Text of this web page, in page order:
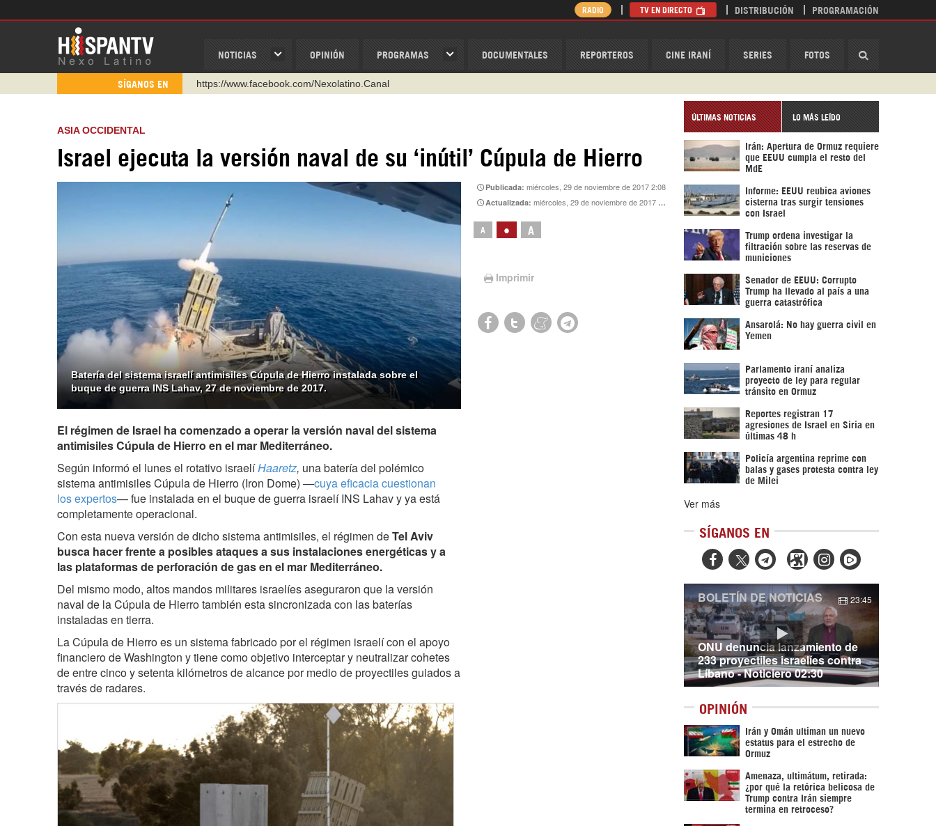
NOTICIAS OPINIÓN PROGRAMAS DOCUMENTALES REPORTEROS CINE IRANÍ SERIES FOTOS
RADIO TV EN DIRECTO DISTRIBUCIÓN PROGRAMACIÓN
SÍGANOS EN
https://www.facebook.com/Nexolatino.Canal
https://t.me/hispantvcanal
https://urmedium.com/c/hispantv
WhatsApp y Viber: +98 921 79 29 404
Instagram como: hispan_tv
ASIA OCCIDENTAL
Israel ejecuta la versión naval de su ‘inútil’ Cúpula de Hierro
Batería del sistema israelí antimisiles Cúpula de Hierro instalada sobre el
buque de guerra INS Lahav, 27 de noviembre de 2017.
Publicada:miércoles, 29 de noviembre de 2017 2:08
Actualizada:miércoles, 29 de noviembre de 2017 3:38
A • A
Imprimir
El régimen de Israel ha comenzado a operar la versión naval del sistema
antimisiles Cúpula de Hierro en el mar Mediterráneo.
Según informó el lunes el rotativo israelíHaaretz, una batería del polémico
sistema antimisiles Cúpula de Hierro (Iron Dome) —cuyaeficacia cuestionan
los expertos— fue instalada en el buque de guerra israelí INS Lahav y ya está
completamente operacional.
Con esta nueva versión de dicho sistema antimisiles, el régimen deTel Aviv
busca hacer frente a posibles ataques a sus instalaciones energéticas y a
las plataformas de perforación de gas en el mar Mediterráneo.
Del mismo modo, altos mandos militares israelíes aseguraron que la versión
naval de la Cúpula de Hierro también esta sincronizada con las baterías
instaladas en tierra.
La Cúpula de Hierro es un sistema fabricado por el régimen israelí con el apoyo
financiero de Washington y tiene como objetivo interceptar y neutralizar cohetes
de entre cinco y setenta kilómetros de alcance por medio de proyectiles guiados a
través de radares.
ÚLTIMAS NOTICIAS LO MÁS LEÍDO
Irán: Apertura de Ormuz requiere
que EEUU cumpla el resto del
MdE
Informe: EEUU reubica aviones
cisterna tras surgir tensiones
con Israel
Trump ordena investigar la
filtración sobre las reservas de
municiones
Senador de EEUU: Corrupto
Trump ha llevado al país a una
guerra catastrófica
Ansarolá: No hay guerra civil en
Yemen
Parlamento iraní analiza
proyecto de ley para regular
tránsito en Ormuz
Reportes registran 17
agresiones de Israel en Siria en
últimas 48 h
Policía argentina reprime con
balas y gases protesta contra ley
de Milei
Ver más
SÍGANOS EN
  
ONU denuncia lanzamiento de
233 proyectiles israelíes contra
Líbano - Noticiero 02:30
BOLETÍN DE NOTICIAS 23:45
OPINIÓN
Irán y Omán ultiman un nuevo
estatus para el estrecho de
Ormuz
Amenaza, ultimátum, retirada:
¿por qué la retórica belicosa de
Trump contra Irán siempre
termina en retroceso?